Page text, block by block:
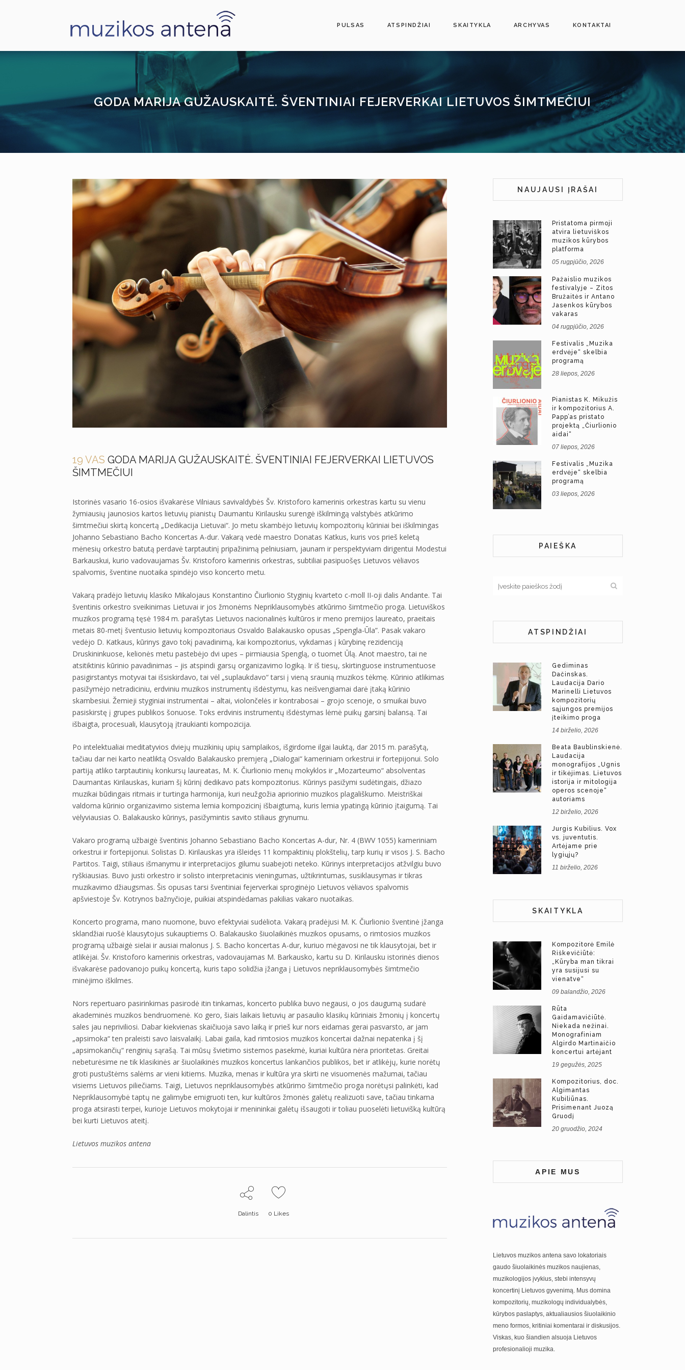
PULSAS ATSPINDŽIAI SKAITYKLA ARCHYVAS KONTAKTAI
GODA MARIJA GUŽAUSKAITĖ. ŠVENTINIAI FEJERVERKAI LIETUVOS ŠIMTMEČIUI
19 VAS GODA MARIJA GUŽAUSKAITĖ. ŠVENTINIAI FEJERVERKAI LIETUVOS
ŠIMTMEČIUI
Istorinės vasario 16-osios išvakarėse Vilniaus savivaldybės Šv. Kristoforo kamerinis orkestras kartu su vienu
žymiausių jaunosios kartos lietuvių pianistų Daumantu Kirilausku surengė iškilmingą valstybės atkūrimo
šimtmečiui skirtą koncertą „Dedikacija Lietuvai“. Jo metu skambėjo lietuvių kompozitorių kūriniai bei iškilmingas
Johanno Sebastiano Bacho Koncertas A-dur. Vakarą vedė maestro Donatas Katkus, kuris vos prieš keletą
mėnesių orkestro batutą perdavė tarptautinį pripažinimą pelniusiam, jaunam ir perspektyviam dirigentui Modestui
Barkauskui, kurio vadovaujamas Šv. Kristoforo kamerinis orkestras, subtiliai pasipuošęs Lietuvos vėliavos
spalvomis, šventine nuotaika spindėjo viso koncerto metu.
Vakarą pradėjo lietuvių klasiko Mikalojaus Konstantino Čiurlionio Styginių kvarteto c-moll II-oji dalis Andante. Tai
šventinis orkestro sveikinimas Lietuvai ir jos žmonėms Nepriklausomybės atkūrimo šimtmečio proga. Lietuviškos
muzikos programą tęsė 1984 m. parašytas Lietuvos nacionalinės kultūros ir meno premijos laureato, praeitais
metais 80-metį šventusio lietuvių kompozitoriaus Osvaldo Balakausko opusas „Spengla-Ūla”. Pasak vakaro
vedėjo D. Katkaus, kūrinys gavo tokį pavadinimą, kai kompozitorius, vykdamas į kūrybinę rezidenciją
Druskininkuose, kelionės metu pastebėjo dvi upes – pirmiausia Spenglą, o tuomet Ūlą. Anot maestro, tai ne
atsitiktinis kūrinio pavadinimas – jis atspindi garsų organizavimo logiką. Ir iš tiesų, skirtinguose instrumentuose
pasigirstantys motyvai tai išsiskirdavo, tai vėl „suplaukdavo“ tarsi į vieną sraunią muzikos tėkmę. Kūrinio atlikimas
pasižymėjo netradiciniu, erdviniu muzikos instrumentų išdėstymu, kas neišvengiamai darė įtaką kūrinio
skambesiui. Žemieji styginiai instrumentai – altai, violončelės ir kontrabosai – grojo scenoje, o smuikai buvo
pasiskirstę į grupes publikos šonuose. Toks erdvinis instrumentų išdėstymas lėmė puikų garsinį balansą. Tai
išbaigta, procesuali, klausytoją įtraukianti kompozicija.
Po intelektualiai meditatyvios dviejų muzikinių upių samplaikos, išgirdome ilgai lauktą, dar 2015 m. parašytą,
tačiau dar nei karto neatliktą Osvaldo Balakausko premjerą „Dialogai“ kameriniam orkestrui ir fortepijonui. Solo
partiją atliko tarptautinių konkursų laureatas, M. K. Čiurlionio menų mokyklos ir „Mozarteumo“ absolventas
Daumantas Kirilauskas, kuriam šį kūrinį dedikavo pats kompozitorius. Kūrinys pasižymi sudėtingais, džiazo
muzikai būdingais ritmais ir turtinga harmonija, kuri neužgožia apriorinio muzikos plagališkumo. Meistriškai
valdoma kūrinio organizavimo sistema lemia kompozicinį išbaigtumą, kuris lemia ypatingą kūrinio įtaigumą. Tai
vėlyviausias O. Balakausko kūrinys, pasižymintis savito stiliaus grynumu.
Vakaro programą užbaigė šventinis Johanno Sebastiano Bacho Koncertas A-dur, Nr. 4 (BWV 1055) kameriniam
orkestrui ir fortepijonui. Solistas D. Kirilauskas yra išleidęs 11 kompaktinių plokštelių, tarp kurių ir visos J. S. Bacho
Partitos. Taigi, stiliaus išmanymu ir interpretacijos gilumu suabejoti neteko. Kūrinys interpretacijos atžvilgiu buvo
ryškiausias. Buvo justi orkestro ir solisto interpretacinis vieningumas, užtikrintumas, susiklausymas ir tikras
muzikavimo džiaugsmas. Šis opusas tarsi šventiniai fejerverkai sproginėjo Lietuvos vėliavos spalvomis
apšviestoje Šv. Kotrynos bažnyčioje, puikiai atspindėdamas pakilias vakaro nuotaikas.
Koncerto programa, mano nuomone, buvo efektyviai sudėliota. Vakarą pradėjusi M. K. Čiurlionio šventinė įžanga
sklandžiai ruošė klausytojus sukauptiems O. Balakausko šiuolaikinės muzikos opusams, o rimtosios muzikos
programą užbaigė sielai ir ausiai malonus J. S. Bacho koncertas A-dur, kuriuo mėgavosi ne tik klausytojai, bet ir
atlikėjai. Šv. Kristoforo kamerinis orkestras, vadovaujamas M. Barkausko, kartu su D. Kirilausku istorinės dienos
išvakarėse padovanojo puikų koncertą, kuris tapo solidžia įžanga į Lietuvos nepriklausomybės šimtmečio
minėjimo iškilmes.
Nors repertuaro pasirinkimas pasirodė itin tinkamas, koncerto publika buvo negausi, o jos daugumą sudarė
akademinės muzikos bendruomenė. Ko gero, šiais laikais lietuvių ar pasaulio klasikų kūriniais žmonių į koncertų
sales jau nepriviliosi. Dabar kiekvienas skaičiuoja savo laiką ir prieš kur nors eidamas gerai pasvarsto, ar jam
„apsimoka“ ten praleisti savo laisvalaikį. Labai gaila, kad rimtosios muzikos koncertai dažnai nepatenka į šį
„apsimokančių“ renginių sąrašą. Tai mūsų švietimo sistemos pasekmė, kuriai kultūra nėra prioritetas. Greitai
nebeturėsime ne tik klasikinės ar šiuolaikinės muzikos koncertus lankančios publikos, bet ir atlikėjų, kurie norėtų
groti pustuštėms salėms ar vieni kitiems. Muzika, menas ir kultūra yra skirti ne visuomenės mažumai, tačiau
visiems Lietuvos piliečiams. Taigi, Lietuvos nepriklausomybės atkūrimo šimtmečio proga norėtųsi palinkėti, kad
Nepriklausomybė taptų ne galimybe emigruoti ten, kur kultūros žmonės galėtų realizuoti save, tačiau tinkama
proga atsirasti terpei, kurioje Lietuvos mokytojai ir menininkai galėtų išsaugoti ir toliau puoselėti lietuvišką kultūrą
bei kurti Lietuvos ateitį.
Lietuvos muzikos antena
Dalintis 0 Likes
NAUJAUSI ĮRAŠAI
Pristatoma pirmoji
atvira lietuviškos
muzikos kūrybos
platforma
05 rugpjūčio, 2026
Pažaislio muzikos
festivalyje – Zitos
Bružaitės ir Antano
Jasenkos kūrybos
vakaras
04 rugpjūčio, 2026
Festivalis „Muzika
erdvėje“ skelbia
programą
28 liepos, 2026
Pianistas K. Mikužis
ir kompozitorius A.
Papp’as pristato
projektą „Čiurlionio
aidai“
07 liepos, 2026
Festivalis „Muzika
erdvėje“ skelbia
programą
03 liepos, 2026
PAIEŠKA
ATSPINDŽIAI
Gediminas
Dačinskas.
Laudacija Dario
Marinelli Lietuvos
kompozitorių
sąjungos premijos
įteikimo proga
14 birželio, 2026
Beata Baublinskienė.
Laudacija
monografijos „Ugnis
ir tikėjimas. Lietuvos
istorija ir mitologija
operos scenoje“
autoriams
12 birželio, 2026
Jurgis Kubilius. Vox
vs. juventutis.
Artėjame prie
lygiųjų?
11 birželio, 2026
SKAITYKLA
Kompozitorė Emilė
Riškevičiūtė:
„Kūryba man tikrai
yra susijusi su
vienatve“
09 balandžio, 2026
Rūta
Gaidamavičiūtė.
Niekada nežinai.
Monografiniam
Algirdo Martinaičio
koncertui artėjant
19 gegužės, 2025
Kompozitorius, doc.
Algimantas
Kubiliūnas.
Prisimenant Juozą
Gruodį
20 gruodžio, 2024
APIE MUS
Lietuvos muzikos antena savo lokatoriais
gaudo šiuolaikinės muzikos naujienas,
muzikologijos įvykius, stebi intensyvų
koncertinį Lietuvos gyvenimą. Mus domina
kompozitorių, muzikologų individualybės,
kūrybos paslaptys, aktualiausios šiuolaikinio
meno formos, kritiniai komentarai ir diskusijos.
Viskas, kuo šiandien alsuoja Lietuvos
profesionalioji muzika.